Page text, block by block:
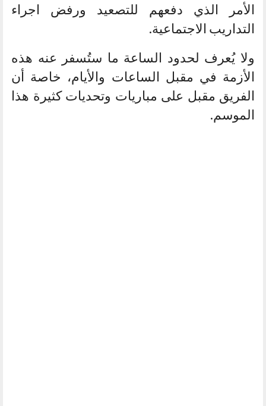
الأمر الذي دفعهم للتصعيد ورفض اجراء
التداريب الاجتماعية.
ولا يُعرف لحدود الساعة ما ستُسفر عنه هذه
الأزمة في مقبل الساعات والأيام، خاصة أن
الفريق مقبل على مباريات وتحديات كثيرة هذا
الموسم.